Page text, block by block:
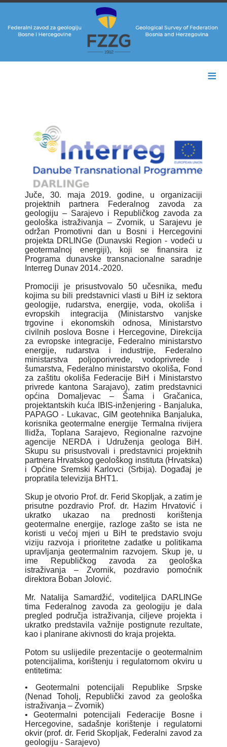
≡
Juče, 30. maja 2019. godine, u organizaciji
projektnih partnera Federalnog zavoda za
geologiju – Sarajevo i Republičkog zavoda za
geološka istraživanja – Zvornik, u Sarajevu je
održan Promotivni dan u Bosni i Hercegovini
projekta DRLINGe (Dunavski Region - vodeći u
geotermalnoj energiji), koji se finansira iz
Programa dunavske transnacionalne saradnje
Interreg Dunav 2014.-2020.
Promociji je prisustvovalo 50 učesnika, među
kojima su bili predstavnici vlasti u BiH iz sektora
geologije, rudarstva, energije, voda, okoliša i
evropskih integracija (Ministarstvo vanjske
trgovine i ekonomskih odnosa, Ministarstvo
civilnih poslova Bosne i Hercegovine, Direkcija
za evropske integracije, Federalno ministarstvo
energije, rudarstva i industrije, Federalno
ministarstva poljoporivrede, vodoprivrede i
šumarstva, Federalno ministarstvo okoliša, Fond
za zaštitu okoliša Federacije BiH i Ministarstvo
privrede kantona Sarajavo), zatim predstavnici
općina Domaljevac – Šama i Gračanica,
projektantskih kuća IBIS-inženjering - Banjaluka,
PAPAGO - Lukavac, GIM geotehnika Banjaluka,
korisnika geotermalne energije Termalna rivijera
Ilidža, Toplana Sarajevo, Regionalne razvojne
agencije NERDA i Udruženja geologa BiH.
Skupu su prisustvovali i predstavnici projektnih
partnera Hrvatskog geološkog instituta (Hrvatska)
i Općine Sremski Karlovci (Srbija). Događaj je
propratila televizija BHT1.
Skup je otvorio Prof. dr. Ferid Skopljak, a zatim je
prisutne pozdravio Prof. dr. Hazim Hrvatović i
ukratko ukazao na prednosti korištenja
geotermalne energije, razloge zašto se ista ne
koristi u većoj mjeri u BiH te predstavio svoju
viziju razvoja i prioritetne zadatke u politikama
upravljanja geotermalnim razvojem. Skup je, u
ime Republičkog zavoda za geološka
istraživanja – Zvornik, pozdravio pomoćnik
direktora Boban Jolović.
Mr. Natalija Samardžić, voditeljica DARLINGe
tima Federalnog zavoda za geologiju je dala
pregled područja istraživanja, ciljeve projekta i
ukratko predstavila važnije postignute rezultate,
kao i planirane akivnosti do kraja projekta.
Potom su uslijedile prezentacije o geotermalnim
potencijalima, korištenju i regulatornom okviru u
entitetima:
• Geotermalni potencijali Republike Srpske
(Nenad Toholj, Republički zavod za geološka
istraživanja – Zvornik)
• Geotermalni potencijali Federacije Bosne i
Hercegovine, sadašnje korištenje i regulatorni
okvir (prof. dr. Ferid Skopljak, Federalni zavod za
geologiju - Sarajevo)